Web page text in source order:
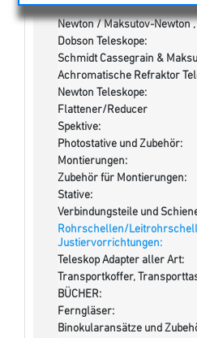
Tuben
Newton / Maksutov-Newton ,
Dobson Teleskope:
Schmidt Cassegrain &
Achromatische Refraktor
Newton Teleskope:
Flattener/Reducer
Spektive:
Photostative und Zubehör:
Montierungen:
Zubehör für Montierungen:
Stative:
Verbindungsteile und
Rohrschellen/
Justiervorrichtungen:
Teleskop Adapter aller Art:
Transportkoffer,
BÜCHER:
Ferngläser:
Binokularansätze und